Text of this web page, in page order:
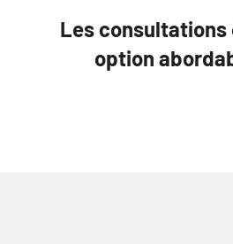
Les consultations
option